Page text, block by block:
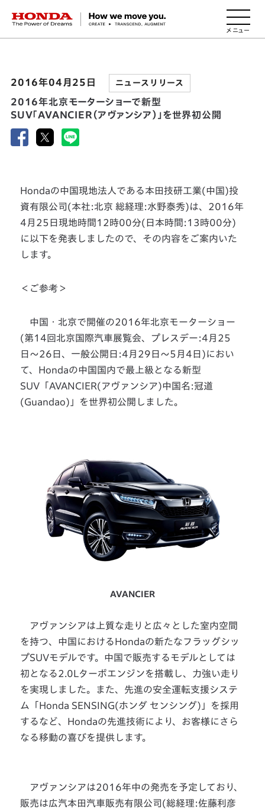
HONDA The Power of Dreams
2016年04月25日 ニュースリリース
2016年北京モーターショーで新型
SUV｢AVANCIER（アヴァンシア）｣を世界初公開
Hondaの中国現地法人である本田技研工業(中国)投
資有限公司(本社:北京 総経理:水野泰秀)は、2016年
4月25日現地時間12時00分(日本時間:13時00分)
に以下を発表しましたので、その内容をご案内いた
します。
＜ご参考＞
中国・北京で開催の2016年北京モーターショー
(第14回北京国際汽車展覧会、プレスデー:4月25
日〜26日、一般公開日:4月29日〜5月4日)におい
て、Hondaの中国国内で最上級となる新型
SUV「AVANCIER(アヴァンシア)中国名:冠道
(Guandao)」を世界初公開しました。
AVANCIER
アヴァンシアは上質な走りと広々とした室内空間
を持つ、中国におけるHondaの新たなフラッグシッ
プSUVモデルです。中国で販売するモデルとしては
初となる2.0Lターボエンジンを搭載し、力強い走り
を実現しました。また、先進の安全運転支援システ
ム「Honda SENSING(ホンダ センシング)」を採用
するなど、Hondaの先進技術により、お客様にさら
なる移動の喜びを提供します。
アヴァンシアは2016年中の発売を予定しており、
販売は広汽本田汽車販売有限公司(総経理:佐藤利彦